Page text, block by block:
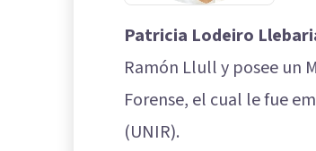
Patricia Lodeiro
Ramón Llull y posee un
Forense, el cual le fue
(UNIR).